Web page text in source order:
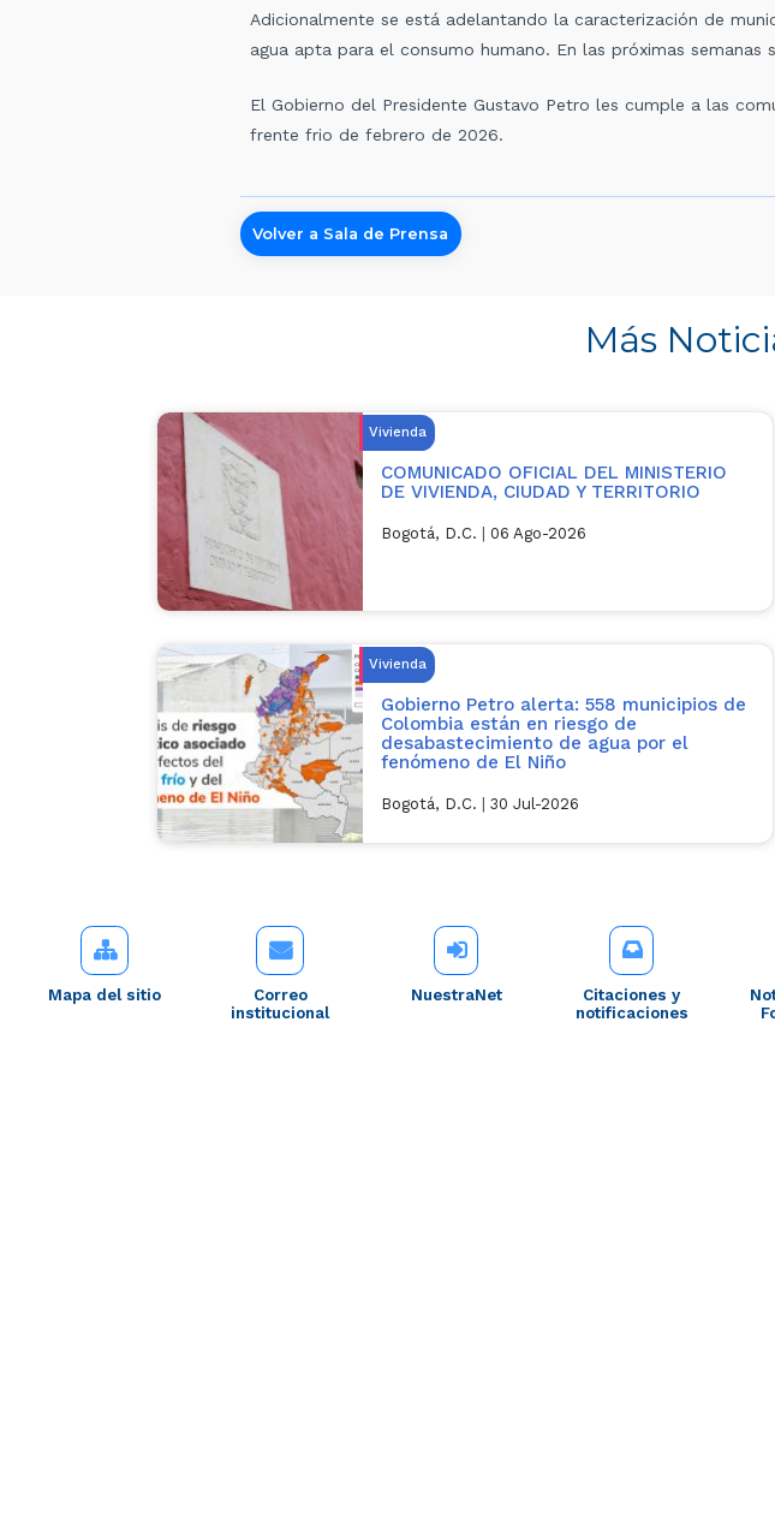
Adicionalmente se está adelantando la caracterización de
agua apta para el consumo humano. En las próximas semanas
El Gobierno del Presidente Gustavo Petro les cumple a las
frente frio de febrero de 2026.
Volver a Sala de Prensa
Más
Vivienda
COMUNICADO OFICIAL DEL MINISTERIO
DE VIVIENDA, CIUDAD Y TERRITORIO
Bogotá, D.C. 06 Ago-2026
Vivienda
Gobierno Petro alerta: 558 municipios de
Colombia están en riesgo de
desabastecimiento de agua por el
fenómeno de El Niño
Bogotá, D.C. 30 Jul-2026
Mapa del sitio
Correo
institucional
NuestraNet
Citaciones y
notificaciones